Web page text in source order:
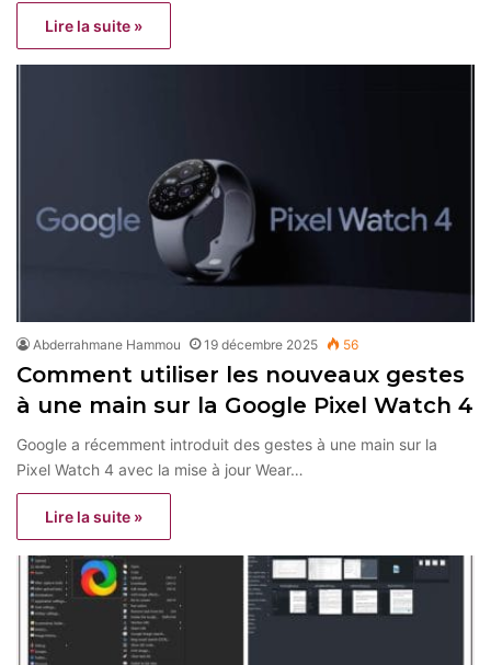
Lire la suite »
Abderrahmane Hammou 19 décembre 2025 56
Comment utiliser les nouveaux gestes
à une main sur la Google Pixel Watch 4
Google a récemment introduit des gestes à une main sur la
Pixel Watch 4 avec la mise à jour Wear…
Lire la suite »